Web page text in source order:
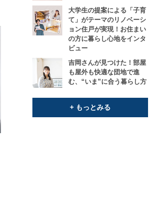
大学生の提案による「子育
て」がテーマのリノベーシ
ョン住戸が実現！お住まい
の方に暮らし心地をインタ
ビュー
吉岡さんが見つけた！部屋
も屋外も快適な団地で進
む、“いま”に合う暮らし方
+ もっとみる